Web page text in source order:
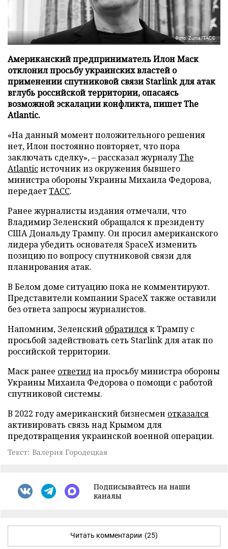
Фото: Zuma/ТАСС
Американский предприниматель Илон Маск
отклонил просьбу украинских властей о
применении спутниковой связи Starlink для атак
вглубь российской территории, опасаясь
возможной эскалации конфликта, пишет The
Atlantic.
«На данный момент положительного решения
нет, Илон постоянно повторяет, что пора
заключать сделку», – рассказал журналуThe
Atlanticисточник из окружения бывшего
министра обороны Украины Михаила Федорова,
передаетТАСС.
Ранее журналисты издания отмечали, что
Владимир Зеленский обращался к президенту
США Дональду Трампу. Он просил американского
лидера убедить основателя SpaceX изменить
позицию по вопросу спутниковой связи для
планирования атак.
В Белом доме ситуацию пока не комментируют.
Представители компании SpaceX также оставили
без ответа запросы журналистов.
Напомним, Зеленский обратилсяк Трампу с
просьбой задействовать сеть Starlink для атак по
российской территории.
Маск ранее ответилна просьбу министра обороны
Украины Михаила Федорова о помощи с работой
спутниковой системы.
В 2022 году американский бизнесмен отказался
активировать связь над Крымом для
предотвращения украинской военной операции.
Текст: Валерия Городецкая
Подписывайтесь на наши
каналы
Читать комментарии (25)